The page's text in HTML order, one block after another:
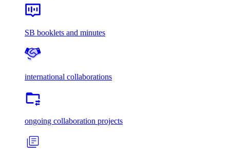
SB booklets and minutes
international collaborations
ongoing collaboration projects